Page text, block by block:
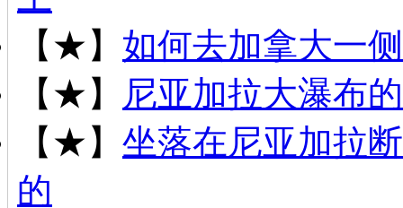
【★】 如何去加拿大一
【★】
尼亚加拉大瀑布
【★】 坐落在尼亚加拉
的